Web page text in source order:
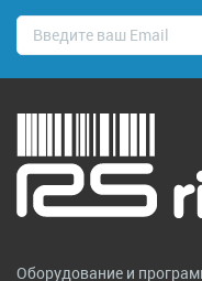
Оборудование и